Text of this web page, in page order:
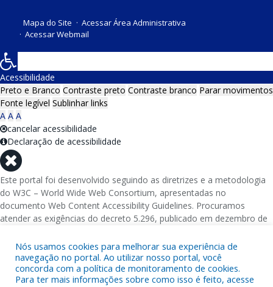
Mapa do Site
Acessar Área Administrativa
Acessar Webmail
Nós usamos cookies para melhorar sua experiência de
navegação no portal. Ao utilizar nosso portal, você
concorda com a política de monitoramento de cookies.
Para ter mais informações sobre como isso é feito, acesse
Acessibilidade
Preto e Branco Contraste preto Contraste branco Parar movimentos
Fonte legível Sublinhar links
A A A
cancelar acessibilidade
Declaração de acessibilidade
Este portal foi desenvolvido seguindo as diretrizes e a metodologia
do W3C – World Wide Web Consortium, apresentadas no
documento Web Content Accessibility Guidelines. Procuramos
atender as exigências do decreto 5.296, publicado em dezembro de
eletrônicos da administração pública na rede mundial de
computadores para o uso das pessoas com necessidades especiais,
garantindo-lhes o pleno acesso aos conteúdos disponíveis.